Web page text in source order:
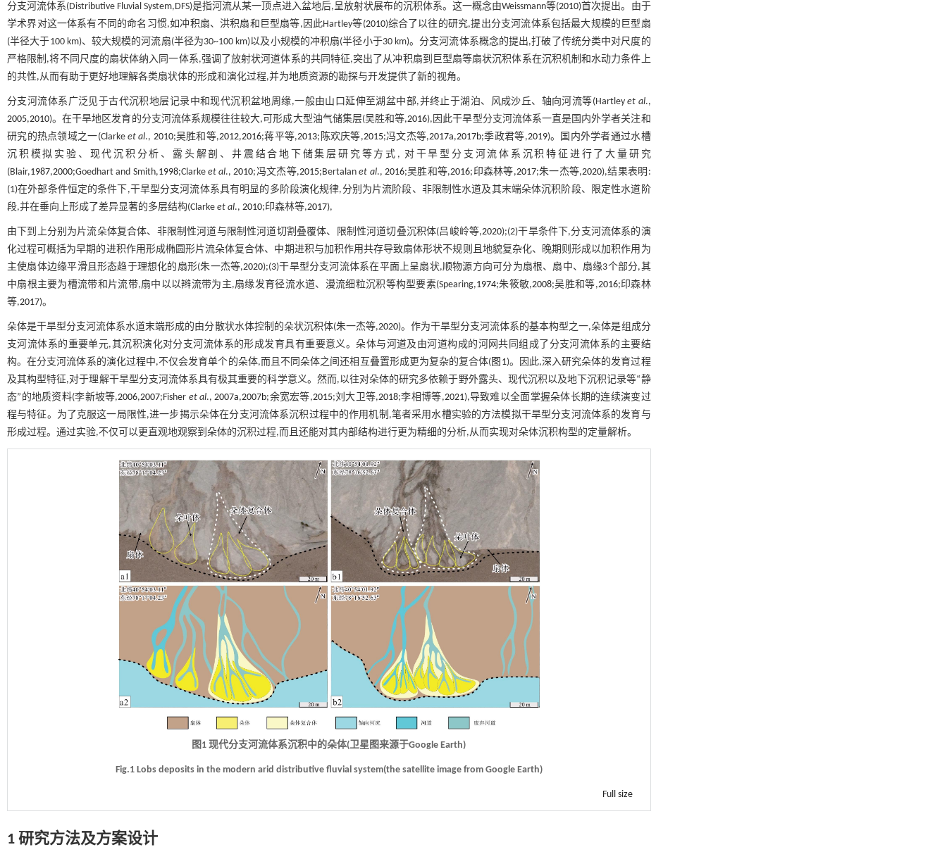
分支河流体系(Distributive Fluvial System,DFS)是指河流从某一顶点进入盆地后,呈放射状展布的沉积体系。这一概念由Weissmann等(2010)首次提出。由于
学术界对这一体系有不同的命名习惯,如冲积扇、洪积扇和巨型扇等,因此Hartley等(2010)综合了以往的研究,提出分支河流体系包括最大规模的巨型扇
(半径大于100 km)、较大规模的河流扇(半径为30~100 km)以及小规模的冲积扇(半径小于30 km)。分支河流体系概念的提出,打破了传统分类中对尺度的
严格限制,将不同尺度的扇状体纳入同一体系,强调了放射状河道体系的共同特征,突出了从冲积扇到巨型扇等扇状沉积体系在沉积机制和水动力条件上
的共性,从而有助于更好地理解各类扇状体的形成和演化过程,并为地质资源的勘探与开发提供了新的视角。
分支河流体系广泛见于古代沉积地层记录中和现代沉积盆地周缘,一般由山口延伸至湖盆中部,并终止于湖泊、风成沙丘、轴向河流等(Hartleyet al.,
2005,2010)。在干旱地区发育的分支河流体系规模往往较大,可形成大型油气储集层(吴胜和等,2016),因此干旱型分支河流体系一直是国内外学者关注和
研究的热点领域之一(Clarke et al., 2010;吴胜和等,2012,2016;蒋平等,2013;陈欢庆等,2015;冯文杰等,2017a,2017b;季政君等,2019)。国内外学者通过水槽
沉积模拟实验、现代沉积分析、露头解剖、井震结合地下储集层研究等方式, 对干旱型分支河流体系沉积特征进行了大量研究
(Blair,1987,2000;Goedhart and Smith,1998;Clarke et al.,2010;冯文杰等,2015;Bertalanet al., 2016;吴胜和等,2016;印森林等,2017;朱一杰等,2020),结果表明:
(1)在外部条件恒定的条件下,干旱型分支河流体系具有明显的多阶段演化规律,分别为片流阶段、非限制性水道及其末端朵体沉积阶段、限定性水道阶
段,并在垂向上形成了差异显著的多层结构(Clarke et al., 2010;印森林等,2017),
由下到上分别为片流朵体复合体、非限制性河道与限制性河道切割叠覆体、限制性河道切叠沉积体(吕峻岭等,2020);(2)干旱条件下,分支河流体系的演
化过程可概括为早期的进积作用形成椭圆形片流朵体复合体、中期进积与加积作用共存导致扇体形状不规则且地貌复杂化、晚期则形成以加积作用为
主使扇体边缘平滑且形态趋于理想化的扇形(朱一杰等,2020);(3)干旱型分支河流体系在平面上呈扇状,顺物源方向可分为扇根、扇中、扇缘3个部分,其
中扇根主要为槽流带和片流带,扇中以以辫流带为主,扇缘发育径流水道、漫流细粒沉积等构型要素(Spearing,1974;朱筱敏,2008;吴胜和等,2016;印森林
等,2017)。
朵体是干旱型分支河流体系水道末端形成的由分散状水体控制的朵状沉积体(朱一杰等,2020)。作为干旱型分支河流体系的基本构型之一,朵体是组成分
支河流体系的重要单元,其沉积演化对分支河流体系的形成发育具有重要意义。朵体与河道及由河道构成的河网共同组成了分支河流体系的主要结
构。在分支河流体系的演化过程中,不仅会发育单个的朵体,而且不同朵体之间还相互叠置形成更为复杂的复合体(图1)。因此,深入研究朵体的发育过程
及其构型特征,对于理解干旱型分支河流体系具有极其重要的科学意义。然而,以往对朵体的研究多依赖于野外露头、现代沉积以及地下沉积记录等“静
态”的地质资料(李新坡等,2006,2007;Fisher et al.,2007a,2007b;余宽宏等,2015;刘大卫等,2018;李相博等,2021),导致难以全面掌握朵体长期的连续演变过
程与特征。为了克服这一局限性,进一步揭示朵体在分支河流体系沉积过程中的作用机制,笔者采用水槽实验的方法模拟干旱型分支河流体系的发育与
形成过程。通过实验,不仅可以更直观地观察到朵体的沉积过程,而且还能对其内部结构进行更为精细的分析,从而实现对朵体沉积构型的定量解析。
图1 现代分支河流体系沉积中的朵体(卫星图来源于Google Earth)
Fig.1 Lobs deposits in the modern arid distributive fluvial system(the satellite image from Google Earth)
Full size
1 研究方法及方案设计